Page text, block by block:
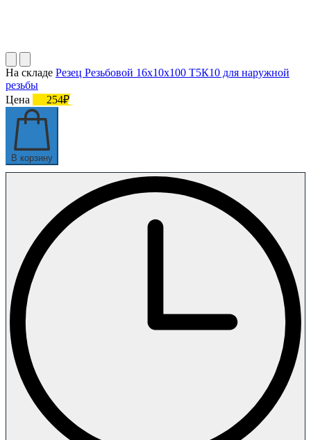
На складе Резец Резьбовой 16х10х100 Т5К10 для наружной
резьбы
Цена
254₽
В корзину